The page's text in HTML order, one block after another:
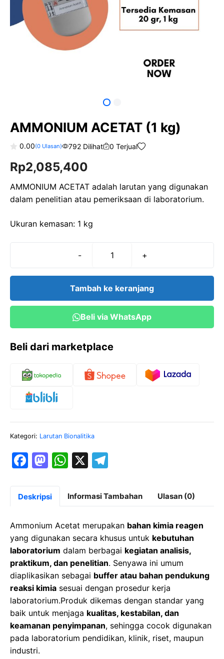
AMMONIUM ACETAT (1 kg)
o
u
o
f
5
0.00(0Ulasan) 792 Dilihat 0 Terjual
Rp2,085,400
AMMONIUM ACETAT adalah larutan yang digunakan
dalam penelitian atau pemeriksaan di laboratorium.
Ukuran kemasan: 1 kg
-
Kuantitas
ACETAT
+
Tambah ke keranjang
Beli via WhatsApp
Beli dari marketplace
Kategori: Larutan Bionalitika
F
c
b
o
o
k
M
st
d
o
n
W
at
s
A
p
p
X
e
gr
a
m
Deskripsi Informasi Tambahan Ulasan (0)
Ammonium Acetat merupakan bahan kimia reagen
yang digunakan secara khusus untuk kebutuhan
laboratorium dalam berbagai kegiatan analisis,
praktikum, dan penelitian. Senyawa ini umum
diaplikasikan sebagai buffer atau bahan pendukung
reaksi kimia sesuai dengan prosedur kerja
laboratorium.Produk dikemas dengan standar yang
baik untuk menjaga kualitas, kestabilan, dan
keamanan penyimpanan, sehingga cocok digunakan
pada laboratorium pendidikan, klinik, riset, maupun
industri.